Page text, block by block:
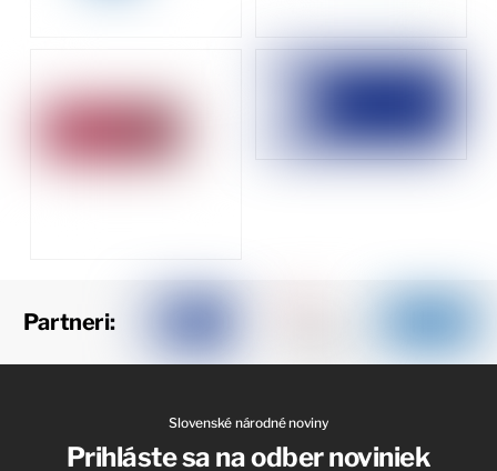
Partneri:
Slovenské národné noviny
Prihláste sa na odber noviniek